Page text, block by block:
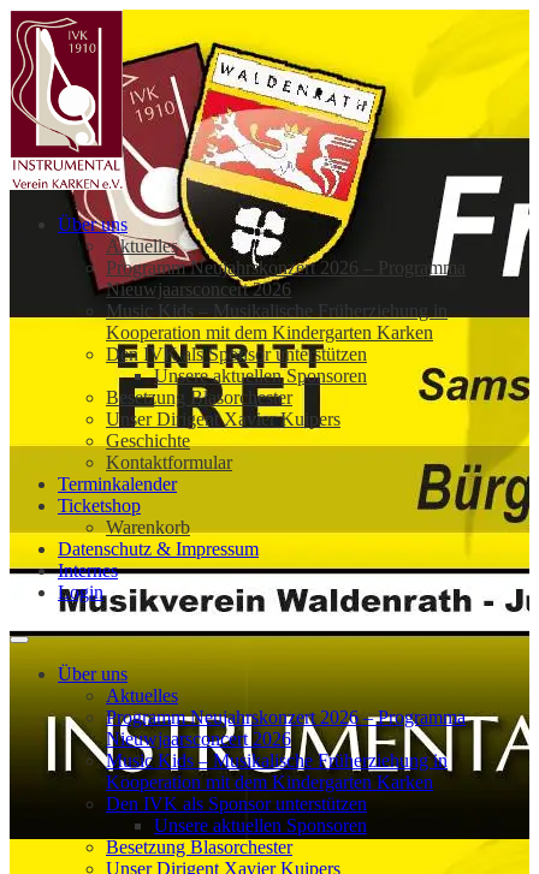
Über uns
Aktuelles
Programm Neujahrskonzert 2026 – Programma
Nieuwjaarsconcert 2026
Music Kids – Musikalische Früherziehung in
Kooperation mit dem Kindergarten Karken
Den IVK als Sponsor unterstützen
Unsere aktuellen Sponsoren
Besetzung Blasorchester
Unser Dirigent Xavier Kuipers
Geschichte
Kontaktformular
Terminkalender
Ticketshop
Warenkorb
Datenschutz & Impressum
Internes
Login
Über uns
Aktuelles
Programm Neujahrskonzert 2026 – Programma
Nieuwjaarsconcert 2026
Music Kids – Musikalische Früherziehung in
Kooperation mit dem Kindergarten Karken
Den IVK als Sponsor unterstützen
Unsere aktuellen Sponsoren
Besetzung Blasorchester
Unser Dirigent Xavier Kuipers